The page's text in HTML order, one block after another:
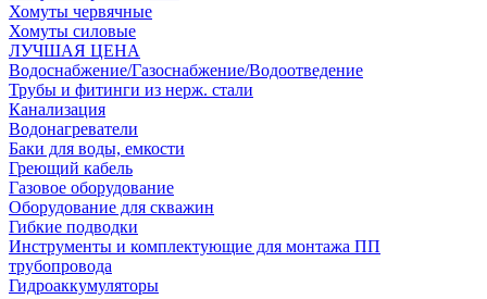
Хомуты червячные
Хомуты силовые
ЛУЧШАЯ ЦЕНА
Водоснабжение/Газоснабжение/Водоотведение
Трубы и фитинги из нерж. стали
Канализация
Водонагреватели
Баки для воды, емкости
Греющий кабель
Газовое оборудование
Оборудование для скважин
Гибкие подводки
Инструменты и комплектующие для монтажа ПП
трубопровода
Гидроаккумуляторы